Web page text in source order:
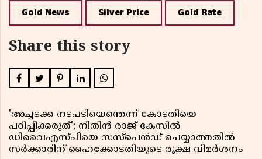
Gold News Silver Price Gold Rate
Share this story
'അച്ചടക്ക നടപടിയെന്തെന്ന് കോടതിയെ
പഠിപ്പിക്കരുത്'; നിതിൻ രാജ് കേസിൽ
ഡിവൈഎസ്പിയെ സസ്പെൻഡ് ചെയ്യാത്തതിൽ
സർക്കാരിന് ഹൈക്കോടതിയുടെ രൂക്ഷ വിമർശനം